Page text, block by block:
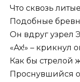
Что сквозь
Подобные
Он вдруг узрел
«Ах!» – крикнул
Как бы стрелой
Проснувшийся